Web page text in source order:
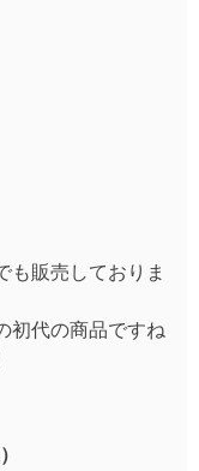
も販売しておりま
初代の商品ですね